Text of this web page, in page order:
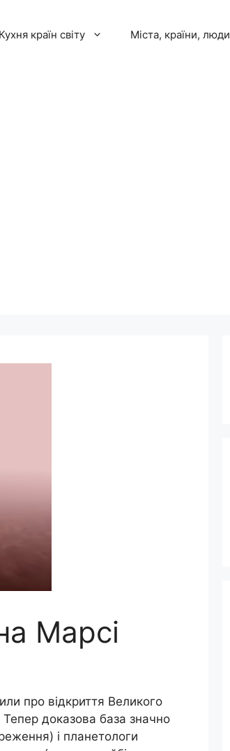
Кухня країн світу Міста, країни, люди
Марсі
про відкриття Великого
доказова база значно
і планетологи